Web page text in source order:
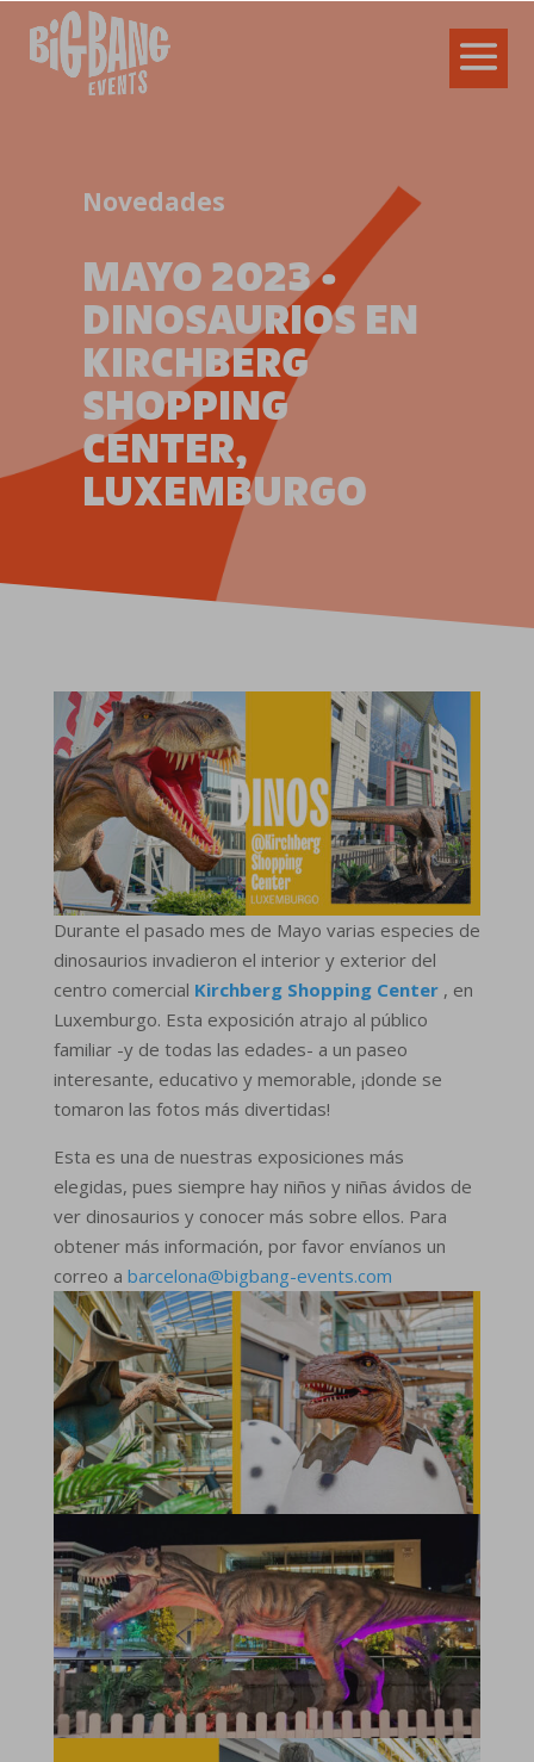
Novedades
MAYO 2023 •
DINOSAURIOS EN
KIRCHBERG
SHOPPING
CENTER,
LUXEMBURGO
Durante el pasado mes de Mayo varias especies de
dinosaurios invadieron el interior y exterior del
centro comercial Kirchberg Shopping Center , en
Luxemburgo. Esta exposición atrajo al público
familiar -y de todas las edades- a un paseo
interesante, educativo y memorable, ¡donde se
tomaron las fotos más divertidas!
Esta es una de nuestras exposiciones más
elegidas, pues siempre hay niños y niñas ávidos de
ver dinosaurios y conocer más sobre ellos. Para
obtener más información, por favor envíanos un
correo a barcelona@bigbang-events.com